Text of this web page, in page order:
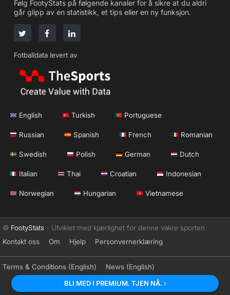
Følg FootyStats på følgende kanaler for å sikre at du aldri
går glipp av en statistikk, et tips eller en ny funksjon.
Fotballdata levert av
English Turkish Portuguese
Russian Spanish French Romanian
Swedish Polish German Dutch
Italian Thai Croatian Indonesian
Norwegian Hungarian Vietnamese
© FootyStats - Utviklet med kjærlighet for denne vakre sporten
Kontakt oss
Om Hjelp Personvernerklæring
Terms & Conditions (English)
News (English)
BLI MED I PREMIUM. TJEN NÅ.